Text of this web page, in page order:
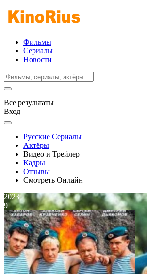
Фильмы
Сериалы
Новости
Все результаты
Вход
Русские Сериалы
Актёры
Видео и Трейлер
Кадры
Отзывы
Смотреть Онлайн
2023
9